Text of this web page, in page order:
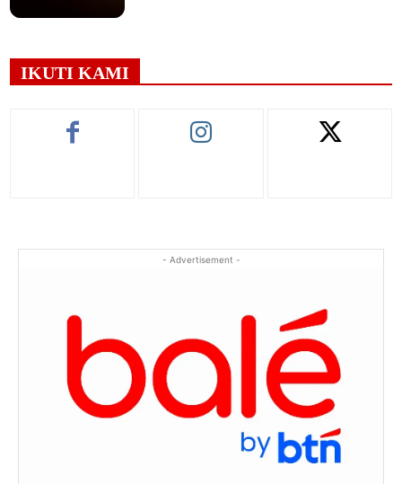
IKUTI KAMI
- Advertisement -